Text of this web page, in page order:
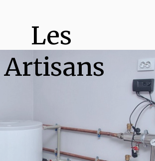
Les
Artisans